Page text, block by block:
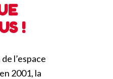
!
l’espace
2001, la